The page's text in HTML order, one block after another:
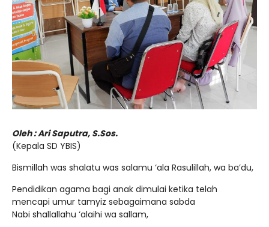
Oleh : Ari Saputra, S.Sos.
(Kepala SD YBIS)
Bismillah was shalatu was salamu ‘ala Rasulillah, wa ba’du,
Pendidikan agama bagi anak dimulai ketika telah
mencapi umur tamyiz sebagaimana sabda
Nabi shallallahu ‘alaihi wa sallam,